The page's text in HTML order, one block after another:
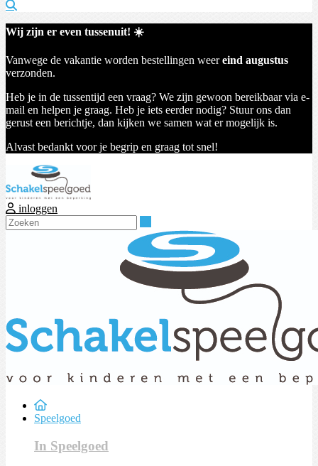
Wij zijn er even tussenuit! ☀️
Vanwege de vakantie worden bestellingen weereind augustus
verzonden.
Heb je in de tussentijd een vraag? We zijn gewoon bereikbaar via e-
mail en helpen je graag. Heb je iets eerder nodig? Stuur ons dan
gerust een berichtje, dan kijken we samen wat er mogelijk is.
Alvast bedankt voor je begrip en graag tot snel!
inloggen
Speelgoed
In Speelgoed